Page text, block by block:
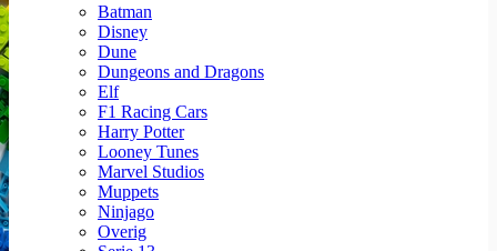
Batman
Disney
Dune
Dungeons and Dragons
Elf
F1 Racing Cars
Harry Potter
Looney Tunes
Marvel Studios
Muppets
Ninjago
Overig